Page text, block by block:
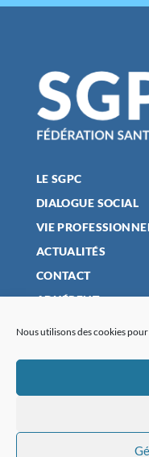
Nous utilisons des cookies
LE SGPC
DIALOGUE SOCIAL
VIE
ACTUALITÉS
CONTACT
ADHÉRENT
POLITIQUE DE
POLITIQUE DE